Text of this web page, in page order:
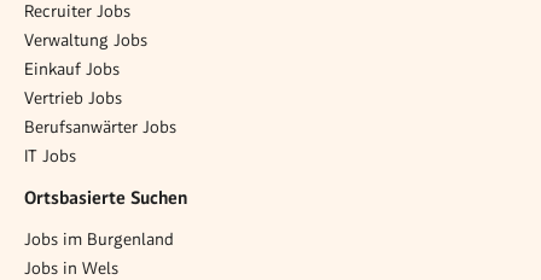
Recruiter Jobs
Verwaltung Jobs
Einkauf Jobs
Vertrieb Jobs
Berufsanwärter Jobs
IT Jobs
Ortsbasierte Suchen
Jobs im Burgenland
Jobs in Wels